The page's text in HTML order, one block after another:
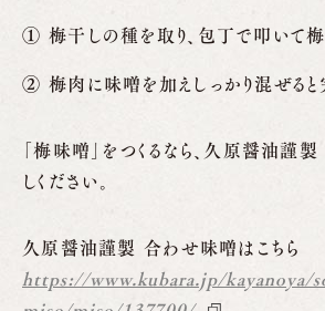
梅干しの種を取り、包丁で叩いて梅
梅肉に味噌を加えしっかり混ぜると
「梅味噌」をつくるなら、久原醤油謹
しください。
久原醤油謹製 合わせ味噌はこちら
https://www.kubara.jp/kayanoya/